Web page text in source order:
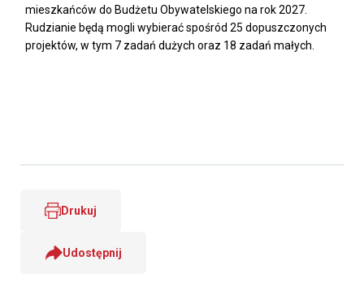
mieszkańców do Budżetu Obywatelskiego na rok 2027.
Rudzianie będą mogli wybierać spośród 25 dopuszczonych
projektów, w tym 7 zadań dużych oraz 18 zadań małych.
Drukuj
Udostępnij